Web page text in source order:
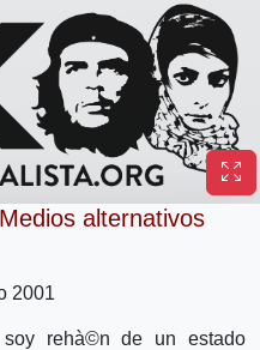
alternativos
2001
rehà©n de un estado